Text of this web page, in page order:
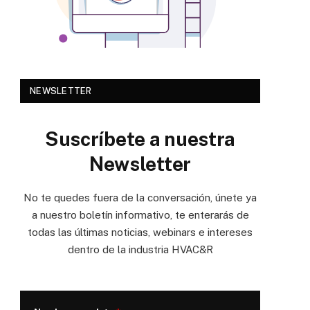
NEWSLETTER
Suscríbete a nuestra
Newsletter
No te quedes fuera de la conversación, únete ya
a nuestro boletín informativo, te enterarás de
todas las últimas noticias, webinars e intereses
dentro de la industria HVAC&R